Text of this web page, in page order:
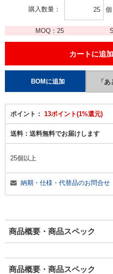
購入数量 個
MOQ： 25
ポイント： 13ポイント(1%還元)
送料： 送料無料でお届けします
25個以上
納期・仕様・代替品のお問合せ
商品概要・商品スペック
商品概要・商品スペック